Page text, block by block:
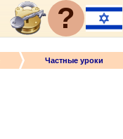
?
Частные уроки